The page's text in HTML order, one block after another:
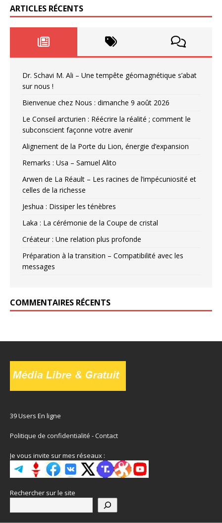
ARTICLES RÉCENTS
Dr. Schavi M. Ali – Une tempête géomagnétique s’abat
sur nous !
Bienvenue chez Nous : dimanche 9 août 2026
Le Conseil arcturien : Réécrire la réalité ; comment le
subconscient façonne votre avenir
Alignement de la Porte du Lion, énergie d’expansion
Remarks : Usa – Samuel Alito
Arwen de La Réault – Les racines de l’impécuniosité et
celles de la richesse
Jeshua : Dissiper les ténèbres
Laka : La cérémonie de la Coupe de cristal
Créateur : Une relation plus profonde
Préparation à la transition – Compatibilité avec les
messages
COMMENTAIRES RÉCENTS
39 Users En ligne
Politique de confidentialité -Contact
Je vous invite sur mes réseaux :
Rechercher sur le site